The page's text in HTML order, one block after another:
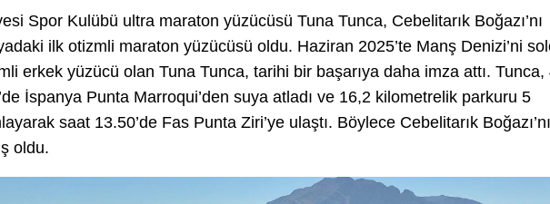
Spor Kulübü ultra maraton yüzücüsü Tuna Tunca, Cebelitarık Boğazı’nı
ilk otizmli maraton yüzücüsü oldu. Haziran 2025’te Manş Denizi’ni
erkek yüzücü olan Tuna Tunca, tarihi bir başarıya daha imza attı. Tunca,
İspanya Punta Marroqui’den suya atladı ve 16,2 kilometrelik parkuru 5
saat 13.50’de Fas Punta Ziri’ye ulaştı. Böylece Cebelitarık Boğazı’nı
oldu.